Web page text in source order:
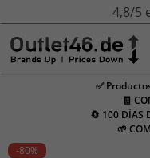
4,8/5
✅
🧾
🔄 100 DÍAS
🌱
-80%